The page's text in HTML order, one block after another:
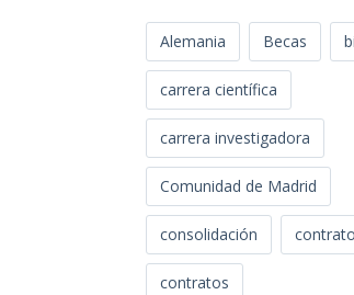
Alemania Becas
carrera científica
carrera investigadora
Comunidad de Madrid
consolidación
contratos